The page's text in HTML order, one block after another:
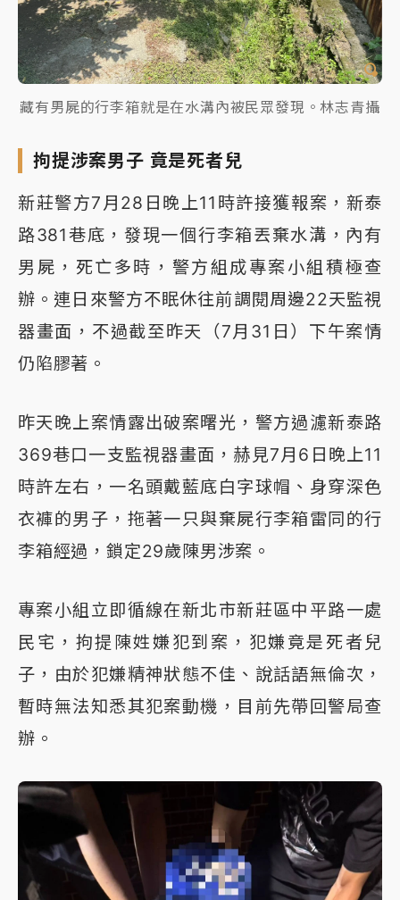
藏有男屍的行李箱就是在水溝內被民眾發現。林志青攝
拘提涉案男子 竟是死者兒
新莊警方7月28日晚上11時許接獲報案，新泰
路381巷底，發現一個行李箱丟棄水溝，內有
男屍，死亡多時，警方組成專案小組積極查
辦。連日來警方不眠休往前調閱周邊22天監視
器畫面，不過截至昨天（7月31日）下午案情
仍陷膠著。
昨天晚上案情露出破案曙光，警方過濾新泰路
369巷口一支監視器畫面，赫見7月6日晚上11
時許左右，一名頭戴藍底白字球帽、身穿深色
衣褲的男子，拖著一只與棄屍行李箱雷同的行
李箱經過，鎖定29歲陳男涉案。
專案小組立即循線在新北市新莊區中平路一處
民宅，拘提陳姓嫌犯到案，犯嫌竟是死者兒
子，由於犯嫌精神狀態不佳、說話語無倫次，
暫時無法知悉其犯案動機，目前先帶回警局查
辦。